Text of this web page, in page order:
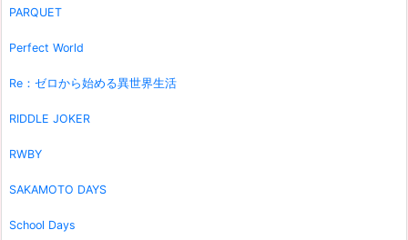
PARQUET
Perfect World
Re：ゼロから始める異世界生活
RIDDLE JOKER
RWBY
SAKAMOTO DAYS
School Days